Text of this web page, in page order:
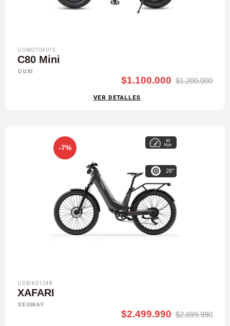
UGMOT04015
C80 Mini
OUXI
$1.100.000 $1.200.000
VER DETALLES
-7%
60
Mph
26"
UGBIK01248
XAFARI
SEGWAY
$2.499.990 $2.699.990